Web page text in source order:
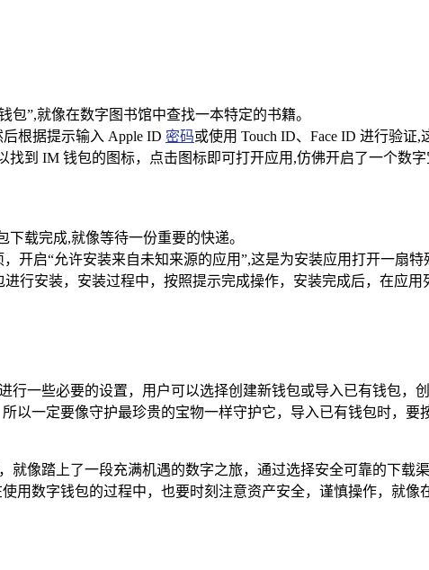
包”,就像在数字图书馆中查找一本特定的书籍。
根据提示输入 Apple ID 密码或使用 Touch ID、Face ID 进行验证
到 IM 钱包的图标，点击图标即可打开应用,仿佛开启了一个数字
载完成,就像等待一份重要的快递。
开启“允许安装来自未知来源的应用”,这是为安装应用打开一扇特
行安装，安装过程中，按照提示完成操作，安装完成后，在应
行一些必要的设置，用户可以选择创建新钱包或导入已有钱包，
以一定要像守护最珍贵的宝物一样守护它，导入已有钱包时，
就像踏上了一段充满机遇的数字之旅，通过选择安全可靠的下载
用数字钱包的过程中，也要时刻注意资产安全，谨慎操作，就像